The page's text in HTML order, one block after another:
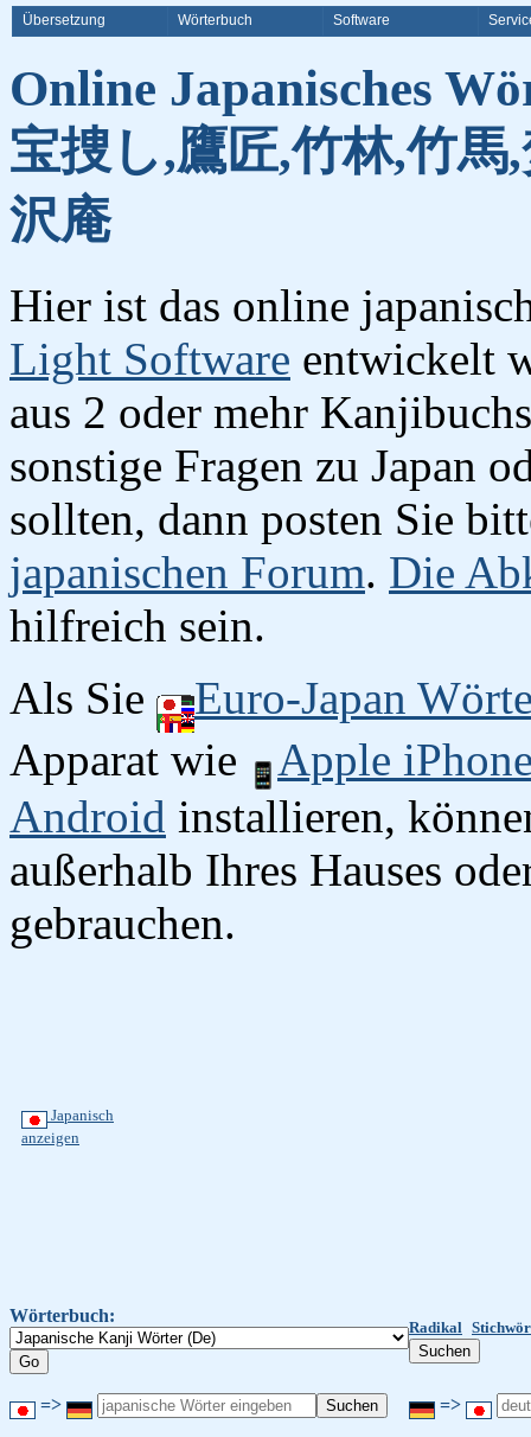
Übersetzung Wörterbuch Software
Online Japanisches
宝捜し,鷹匠,竹林,竹馬
沢庵
Hier ist das online
Light Software entwickelt
aus 2 oder mehr
sonstige Fragen zu Japan
sollten, dann posten Sie
japanischen Forum. Die
hilfreich sein.
Als Sie
Euro-Japan
Apparat wie
Apple
Android installieren,
außerhalb Ihres Hauses
gebrauchen.
Japanisch
anzeigen
Wörterbuch:
Radikal
=> =>